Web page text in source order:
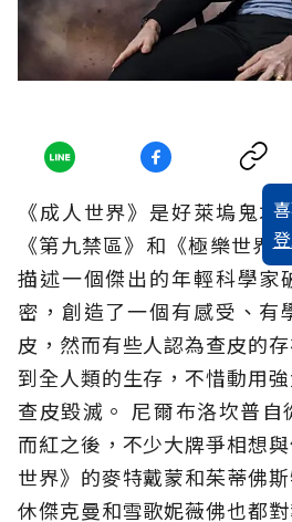
《成人世界》是好萊塢鬼
《第九禁區》和《極樂世界
描述一個傑出的年輕科學家
密，創造了一個有感受、有
皮，然而有些人認為查皮的
到全人類的生存，不惜動用
查皮毀滅。 尼爾布洛坎普自
而紅之後，不少大牌爭相想
世界》的麥特戴蒙和茱蒂佛
休傑克曼和雪歌妮薇佛也都